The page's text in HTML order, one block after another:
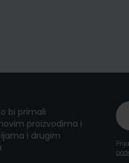
bi primali
proizvodima i
i drugim